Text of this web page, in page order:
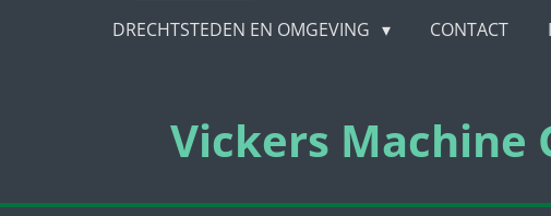
DRECHTSTEDEN EN OMGEVING
CONTACT
Vickers Machine